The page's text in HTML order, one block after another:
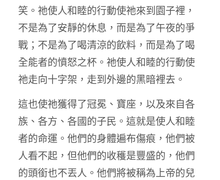
笑。祂使人和睦的行動使祂來到園子裡，
不是為了安靜的休息，而是為了午夜的爭
戰；不是為了喝清涼的飲料，而是為了喝
全能者的憤怒之杯。祂使人和睦的行動使
祂走向十字架，走到外邊的黑暗裡去。
這也使祂獲得了冠冕、寶座，以及來自各
族、各方、各國的子民。這就是使人和睦
者的命運。他們的身體遍布傷痕，他們被
人看不起，但他們的收穫是豐盛的，他們
的頭銜也不丟人。他們將被稱為上帝的兒